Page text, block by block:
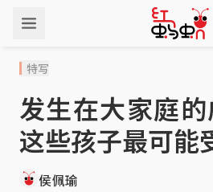
特写
发生在大家庭的
这些孩子最可能
侯佩瑜